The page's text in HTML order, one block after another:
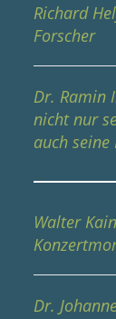
Richard
Forscher
Dr. Ramin
nicht nur
auch
Walter
Dr.